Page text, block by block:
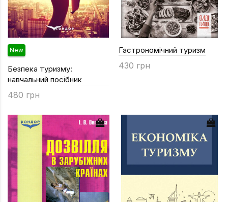
New
Безпека туризму:
навчальний посібник
480 грн
Гастрономічний туризм
430 грн